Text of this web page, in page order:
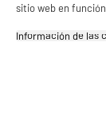
sitio web en
Información de las